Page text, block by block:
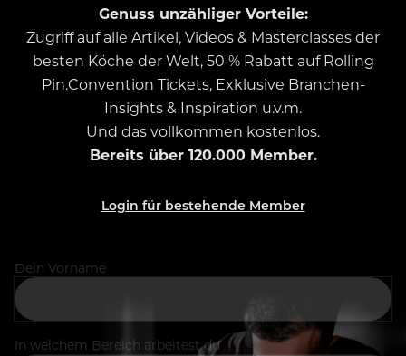
Genuss unzähliger Vorteile:
Zugriff auf alle Artikel, Videos & Masterclasses der
besten Köche der Welt, 50 % Rabatt auf Rolling
Pin.Convention Tickets, Exklusive Branchen-
Insights & Inspiration u.v.m.
Und das vollkommen kostenlos.
Bereits über 120.000 Member.
Login für bestehende Member
Dein Vorname
In welchem Bereich arbeitest du